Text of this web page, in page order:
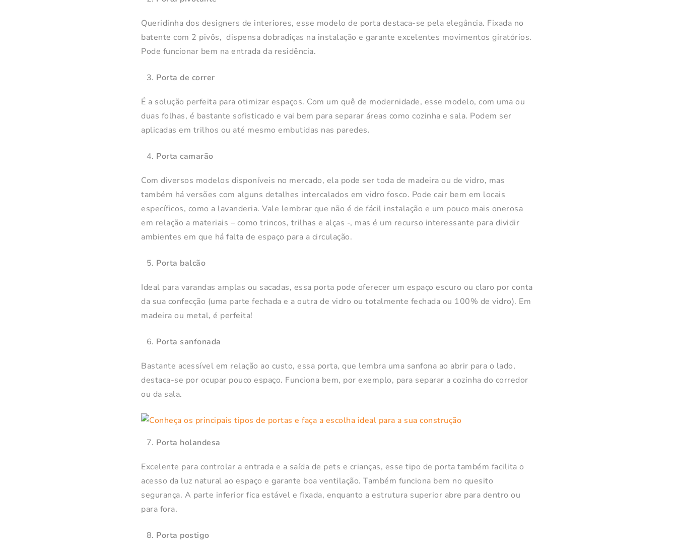
Queridinha dos designers de interiores, esse modelo de porta destaca-se pela elegância. Fixada no
batente com 2 pivôs, dispensa dobradiças na instalação e garante excelentes movimentos giratórios.
Pode funcionar bem na entrada da residência.
Porta de correr
É a solução perfeita para otimizar espaços. Com um quê de modernidade, esse modelo, com uma ou
duas folhas, é bastante sofisticado e vai bem para separar áreas como cozinha e sala. Podem ser
aplicadas em trilhos ou até mesmo embutidas nas paredes.
Porta camarão
Com diversos modelos disponíveis no mercado, ela pode ser toda de madeira ou de vidro, mas
também há versões com alguns detalhes intercalados em vidro fosco. Pode cair bem em locais
específicos, como a lavanderia. Vale lembrar que não é de fácil instalação e um pouco mais onerosa
em relação a materiais – como trincos, trilhas e alças -, mas é um recurso interessante para dividir
ambientes em que há falta de espaço para a circulação.
Porta balcão
Ideal para varandas amplas ou sacadas, essa porta pode oferecer um espaço escuro ou claro por conta
da sua confecção (uma parte fechada e a outra de vidro ou totalmente fechada ou 100% de vidro). Em
madeira ou metal, é perfeita!
Porta sanfonada
Bastante acessível em relação ao custo, essa porta, que lembra uma sanfona ao abrir para o lado,
destaca-se por ocupar pouco espaço. Funciona bem, por exemplo, para separar a cozinha do corredor
ou da sala.
Porta holandesa
Excelente para controlar a entrada e a saída de pets e crianças, esse tipo de porta também facilita o
acesso da luz natural ao espaço e garante boa ventilação. Também funciona bem no quesito
segurança. A parte inferior fica estável e fixada, enquanto a estrutura superior abre para dentro ou
para fora.
Porta postigo